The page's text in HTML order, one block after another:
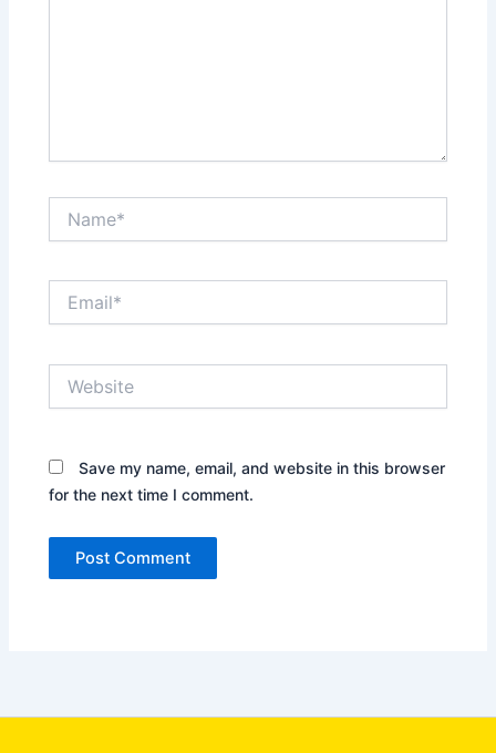
Save my name, email, and website in this browser
for the next time I comment.